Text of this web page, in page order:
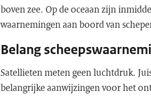
boven zee. Op de oceaan zijn
waarnemingen aan boord van
Belang
Satellieten meten geen luchtdruk.
belangrijke aanwijzingen voor het